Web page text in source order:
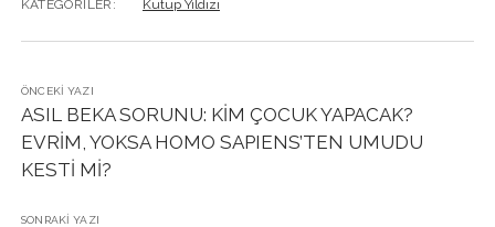
KATEGORILER: Kutup Yıldızı
ÖNCEKI YAZI
ASIL BEKA SORUNU: KİM ÇOCUK YAPACAK?
EVRİM, YOKSA HOMO SAPIENS’TEN UMUDU
KESTİ Mİ?
SONRAKI YAZI